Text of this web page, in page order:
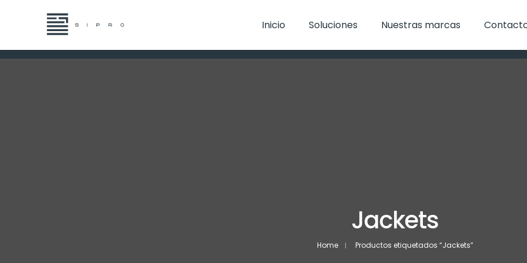
Inicio Soluciones Nuestras marcas
Jackets
Home Productos etiquetados “Jackets”